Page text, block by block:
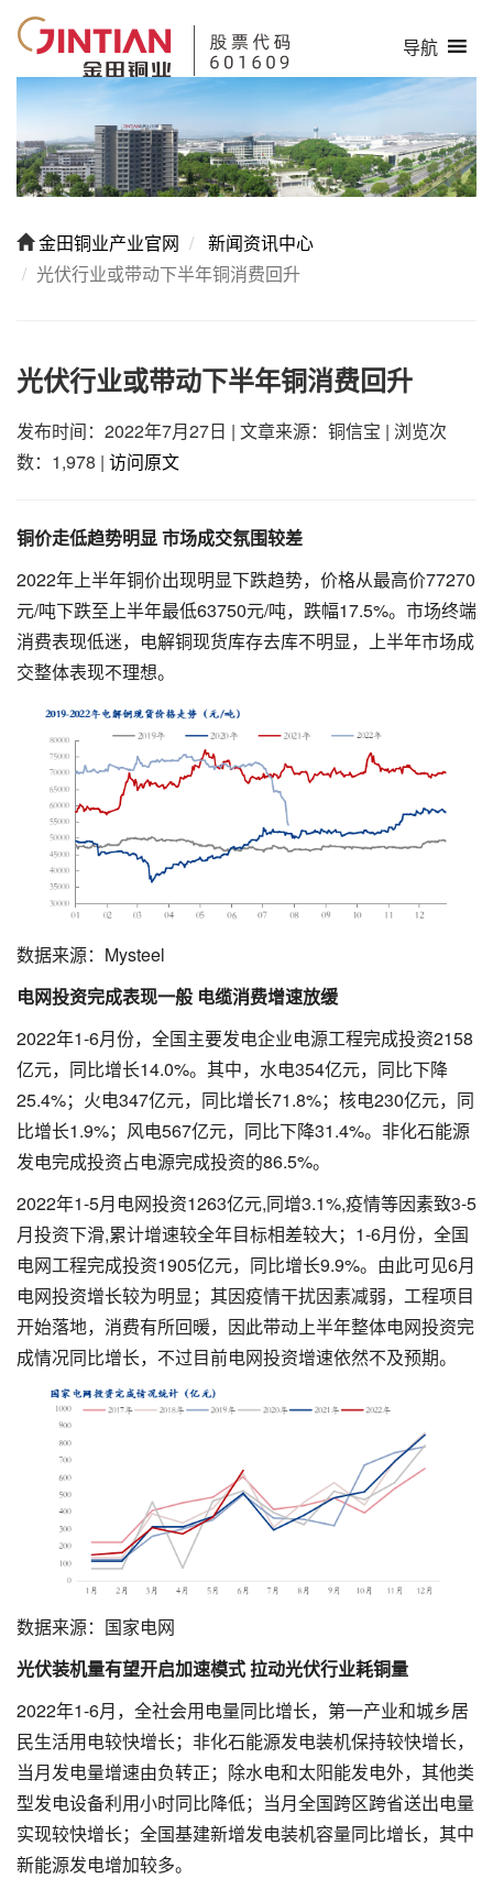
导航
金田铜业产业官网
新闻资讯中心
光伏行业或带动下半年铜消费回升
光伏行业或带动下半年铜消费回升
发布时间：2022年7月27日 | 文章来源：铜信宝 | 浏览次
数：1,978 | 访问原文
铜价走低趋势明显 市场成交氛围较差
2022年上半年铜价出现明显下跌趋势，价格从最高价77270
元/吨下跌至上半年最低63750元/吨，跌幅17.5%。市场终端
消费表现低迷，电解铜现货库存去库不明显，上半年市场成
交整体表现不理想。
数据来源：Mysteel
电网投资完成表现一般 电缆消费增速放缓
2022年1-6月份，全国主要发电企业电源工程完成投资2158
亿元，同比增长14.0%。其中，水电354亿元，同比下降
25.4%；火电347亿元，同比增长71.8%；核电230亿元，同
比增长1.9%；风电567亿元，同比下降31.4%。非化石能源
发电完成投资占电源完成投资的86.5%。
2022年1-5月电网投资1263亿元,同增3.1%,疫情等因素致3-5
月投资下滑,累计增速较全年目标相差较大；1-6月份，全国
电网工程完成投资1905亿元，同比增长9.9%。由此可见6月
电网投资增长较为明显；其因疫情干扰因素减弱，工程项目
开始落地，消费有所回暖，因此带动上半年整体电网投资完
成情况同比增长，不过目前电网投资增速依然不及预期。
数据来源：国家电网
光伏装机量有望开启加速模式 拉动光伏行业耗铜量
2022年1-6月，全社会用电量同比增长，第一产业和城乡居
民生活用电较快增长；非化石能源发电装机保持较快增长，
当月发电量增速由负转正；除水电和太阳能发电外，其他类
型发电设备利用小时同比降低；当月全国跨区跨省送出电量
实现较快增长；全国基建新增发电装机容量同比增长，其中
新能源发电增加较多。